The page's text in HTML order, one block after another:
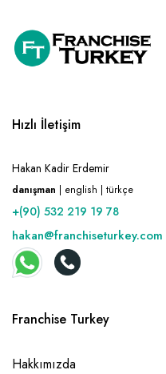
Hızlı İletişim
Hakan Kadir Erdemir
danışman | english | türkçe
+(90) 532 219 19 78
hakan@franchiseturkey.com
Franchise Turkey
Hakkımızda